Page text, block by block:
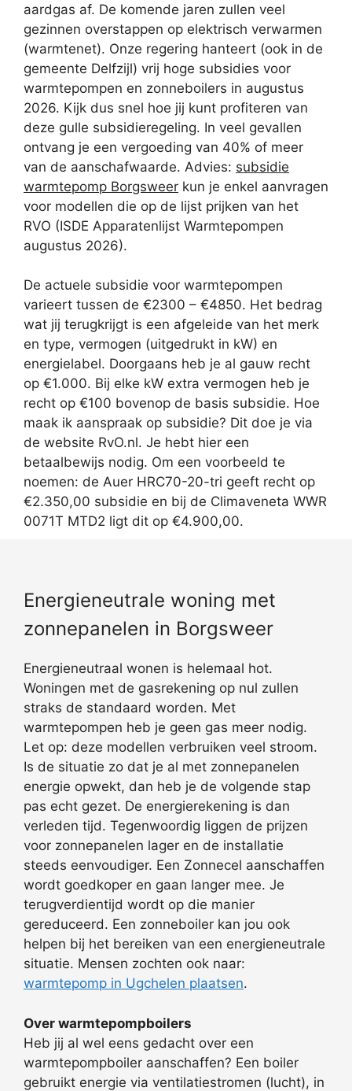
aardgas af. De komende jaren zullen veel
gezinnen overstappen op elektrisch verwarmen
(warmtenet). Onze regering hanteert (ook in de
gemeente Delfzijl) vrij hoge subsidies voor
warmtepompen en zonneboilers in augustus
2026. Kijk dus snel hoe jij kunt profiteren van
deze gulle subsidieregeling. In veel gevallen
ontvang je een vergoeding van 40% of meer
van de aanschafwaarde. Advies: subsidie
warmtepomp Borgsweer kun je enkel aanvragen
voor modellen die op de lijst prijken van het
RVO (ISDE Apparatenlijst Warmtepompen
augustus 2026).
De actuele subsidie voor warmtepompen
varieert tussen de €2300 – €4850. Het bedrag
wat jij terugkrijgt is een afgeleide van het merk
en type, vermogen (uitgedrukt in kW) en
energielabel. Doorgaans heb je al gauw recht
op €1.000. Bij elke kW extra vermogen heb je
recht op €100 bovenop de basis subsidie. Hoe
maak ik aanspraak op subsidie? Dit doe je via
de website RvO.nl. Je hebt hier een
betaalbewijs nodig. Om een voorbeeld te
noemen: de Auer HRC70-20-tri geeft recht op
€2.350,00 subsidie en bij de Climaveneta WWR
0071T MTD2 ligt dit op €4.900,00.
Energieneutrale woning met
zonnepanelen in Borgsweer
Energieneutraal wonen is helemaal hot.
Woningen met de gasrekening op nul zullen
straks de standaard worden. Met
warmtepompen heb je geen gas meer nodig.
Let op: deze modellen verbruiken veel stroom.
Is de situatie zo dat je al met zonnepanelen
energie opwekt, dan heb je de volgende stap
pas echt gezet. De energierekening is dan
verleden tijd. Tegenwoordig liggen de prijzen
voor zonnepanelen lager en de installatie
steeds eenvoudiger. Een Zonnecel aanschaffen
wordt goedkoper en gaan langer mee. Je
terugverdientijd wordt op die manier
gereduceerd. Een zonneboiler kan jou ook
helpen bij het bereiken van een energieneutrale
situatie. Mensen zochten ook naar:
warmtepomp in Ugchelen plaatsen.
Over warmtepompboilers
Heb jij al wel eens gedacht over een
warmtepompboiler aanschaffen? Een boiler
gebruikt energie via ventilatiestromen (lucht), in